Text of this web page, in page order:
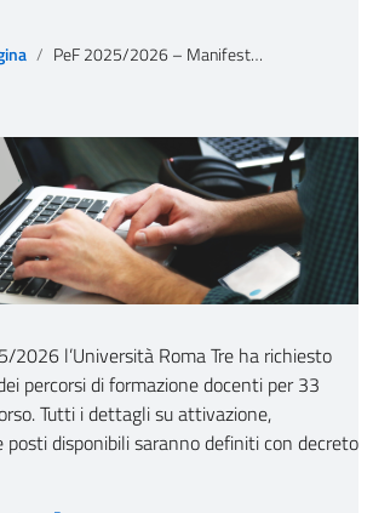
PeF 2025/2026 – Manifestazione di interesse
2026 l’Università Roma Tre ha richiesto
percorsi di formazione docenti per 33
Tutti i dettagli su attivazione,
posti disponibili saranno definiti con decreto